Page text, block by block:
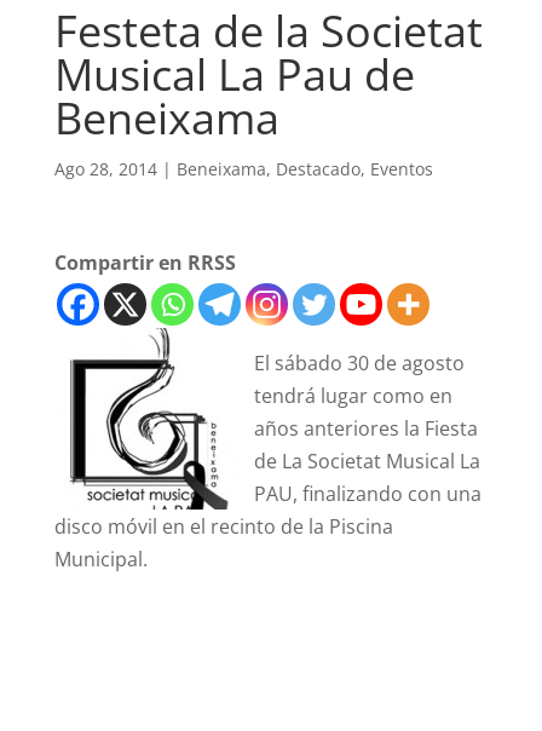
Festeta de la Societat
Musical La Pau de
Beneixama
Ago 28, 2014| Beneixama, Destacado, Eventos
Compartir en RRSS
El sábado 30 de agosto
tendrá lugar como en
años anteriores la Fiesta
de La Societat Musical La
PAU, finalizando con una
disco móvil en el recinto de la Piscina
Municipal.